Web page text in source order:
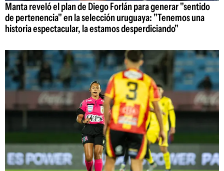
Manta reveló el plan de Diego Forlán para generar "sentido
de pertenencia" en la selección uruguaya: "Tenemos una
historia espectacular, la estamos desperdiciando"